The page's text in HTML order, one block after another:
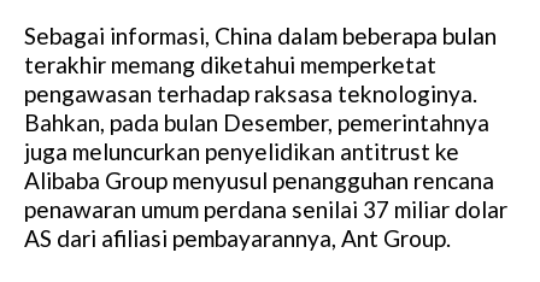
Sebagai informasi, China dalam beberapa bulan
terakhir memang diketahui memperketat
pengawasan terhadap raksasa teknologinya.
Bahkan, pada bulan Desember, pemerintahnya
juga meluncurkan penyelidikan antitrust ke
Alibaba Group menyusul penangguhan rencana
penawaran umum perdana senilai 37 miliar dolar
AS dari afiliasi pembayarannya, Ant Group.